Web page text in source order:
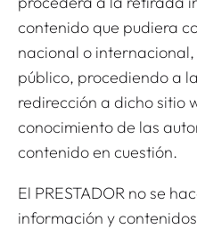
contenido que pudiera
nacional o
público, procediendo a
redirección a dicho sitio
conocimiento de las
contenido en cuestión.
El PRESTADOR no se
información y